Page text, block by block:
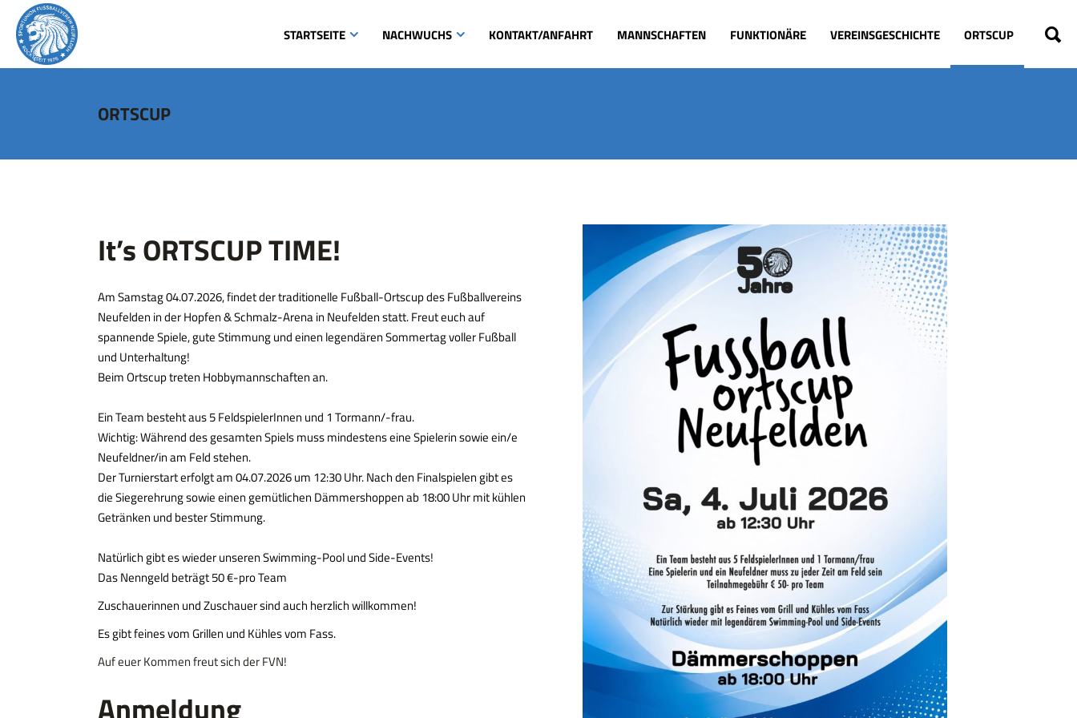
STARTSEITE NACHWUCHS KONTAKT/ANFAHRT MANNSCHAFTEN FUNKTIONÄRE VEREINSGESCHICHTE ORTSCUP
ORTSCUP
It’s ORTSCUP TIME!
Am Samstag 04.07.2026, findet der traditionelle Fußball-Ortscup des Fußballvereins
Neufelden in der Hopfen & Schmalz-Arena in Neufelden statt. Freut euch auf
spannende Spiele, gute Stimmung und einen legendären Sommertag voller Fußball
und Unterhaltung!
Beim Ortscup treten Hobbymannschaften an.
Ein Team besteht aus 5 FeldspielerInnen und 1 Tormann/-frau.
Wichtig: Während des gesamten Spiels muss mindestens eine Spielerin sowie ein/e
Neufeldner/in am Feld stehen.
Der Turnierstart erfolgt am 04.07.2026 um 12:30 Uhr. Nach den Finalspielen gibt es
die Siegerehrung sowie einen gemütlichen Dämmershoppen ab 18:00 Uhr mit kühlen
Getränken und bester Stimmung.
Natürlich gibt es wieder unseren Swimming-Pool und Side-Events!
Das Nenngeld beträgt 50 €-pro Team
Zuschauerinnen und Zuschauer sind auch herzlich willkommen!
Es gibt feines vom Grillen und Kühles vom Fass.
Auf euer Kommen freut sich der FVN!
Anmeldung